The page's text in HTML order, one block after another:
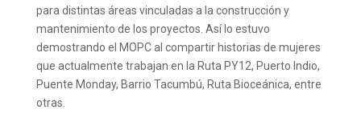
para distintas áreas vinculadas a la construcción y
mantenimiento de los proyectos. Así lo estuvo
demostrando el MOPC al compartir historias de mujeres
que actualmente trabajan en la Ruta PY12, Puerto Indio,
Puente Monday, Barrio Tacumbú, Ruta Bioceánica, entre
otras.